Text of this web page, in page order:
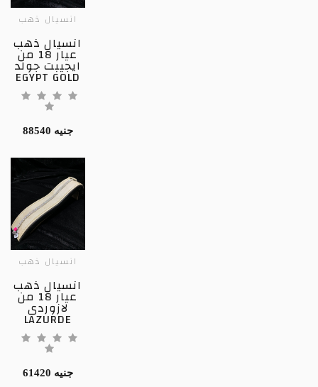
انسيال ذهب
انسيال ذهب
عيار 18 من
ايجيبت جولد
EGYPT GOLD
88540 جنيه
انسيال ذهب
انسيال ذهب
عيار 18 من
لازوردى
LAZURDE
61420 جنيه